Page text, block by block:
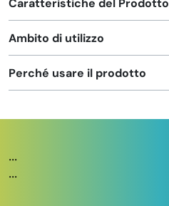
Ambito di utilizzo
Perché usare il prodotto
...
...